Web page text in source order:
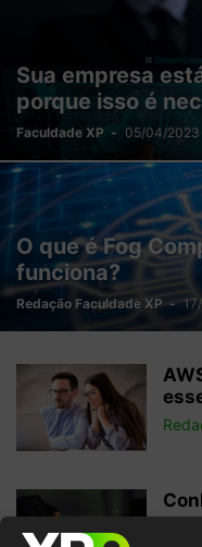
Sua empresa
porque isso é
Faculdade XP - 05/04/2023
O que é Fog
funciona?
Redação Faculdade XP -